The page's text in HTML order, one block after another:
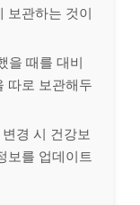
보관하는 것이
을 때를 대비
따로 보관해두
경 시 건강보
보를 업데이트